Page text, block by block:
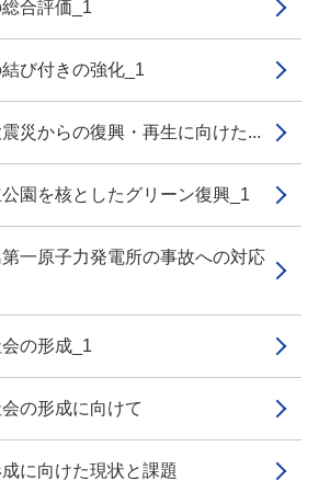
合評価_1
び付きの強化_1
災からの復興・再生に向けた...
園を核としたグリーン復興_1
一原子力発電所の事故への対応
の形成_1
の形成に向けて
に向けた現状と課題